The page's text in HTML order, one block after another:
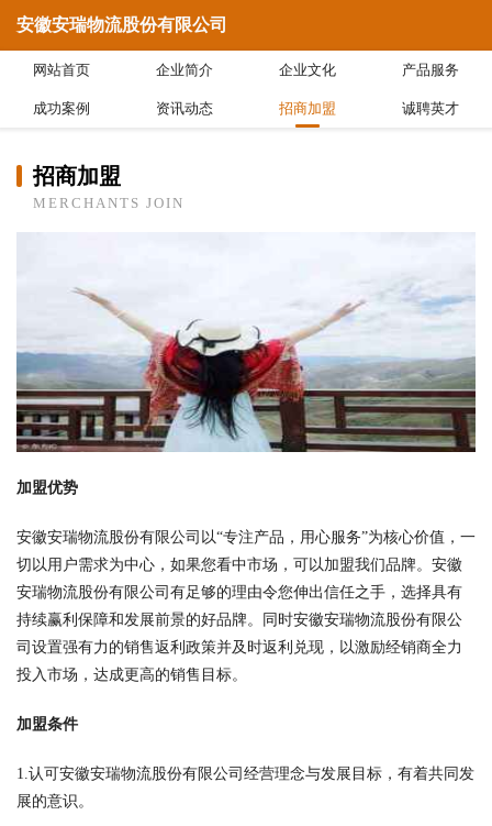
安徽安瑞物流股份有限公司
网站首页 企业简介 企业文化 产品服务
成功案例 资讯动态 招商加盟 诚聘英才
招商加盟
MERCHANTS JOIN
加盟优势
安徽安瑞物流股份有限公司以“专注产品，用心服务”为核心价值，一
切以用户需求为中心，如果您看中市场，可以加盟我们品牌。安徽
安瑞物流股份有限公司有足够的理由令您伸出信任之手，选择具有
持续赢利保障和发展前景的好品牌。同时安徽安瑞物流股份有限公
司设置强有力的销售返利政策并及时返利兑现，以激励经销商全力
投入市场，达成更高的销售目标。
加盟条件
1.认可安徽安瑞物流股份有限公司经营理念与发展目标，有着共同发
展的意识。